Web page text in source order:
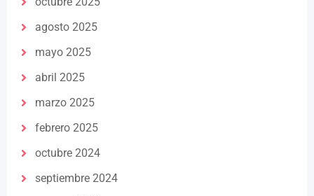
agosto 2025
mayo 2025
abril 2025
marzo 2025
febrero 2025
octubre 2024
septiembre 2024